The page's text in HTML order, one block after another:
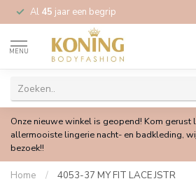
Al 45 jaar een begrip
MENU
Onze nieuwe winkel is geopend! Kom gerust
allermooiste lingerie nacht- en badkleding,
bezoek!!
Home / 4053-37 MY FIT LACE JSTR